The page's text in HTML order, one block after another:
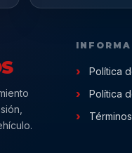
Política
Política